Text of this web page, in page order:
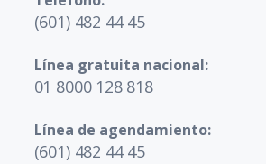
(601) 482 44 45
Línea gratuita nacional:
01 8000 128 818
Línea de agendamiento:
(601) 482 44 45